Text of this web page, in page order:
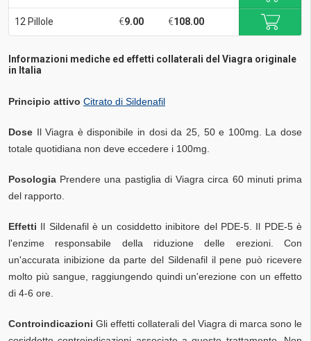
12 Pillole €9.00 €108.00
Informazioni mediche ed effetti collaterali del Viagra originale
in Italia
Principio attivo Citrato di Sildenafil
Dose Il Viagra è disponibile in dosi da 25, 50 e 100mg. La dose
totale quotidiana non deve eccedere i 100mg.
Posologia Prendere una pastiglia di Viagra circa 60 minuti prima
del rapporto.
Effetti Il Sildenafil è un cosiddetto inibitore del PDE-5. Il PDE-5 è
l'enzime responsabile della riduzione delle erezioni. Con
un'accurata inibizione da parte del Sildenafil il pene può ricevere
molto più sangue, raggiungendo quindi un'erezione con un effetto
di 4-6 ore.
Controindicazioni Gli effetti collaterali del Viagra di marca sono le